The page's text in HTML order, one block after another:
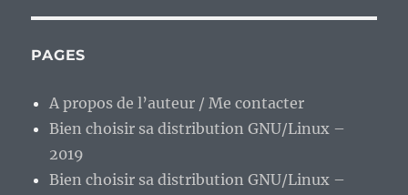
venir
pour
chose
PAGES
A propos de l’auteur / Me contacter
Bien choisir sa distribution GNU/Linux –
2019
Bien choisir sa distribution GNU/Linux –